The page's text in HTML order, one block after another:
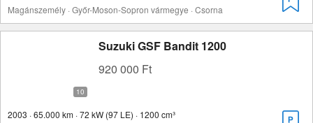
Magánszemély · Győr-Moson-Sopron vármegye · Csorna
Suzuki GSF Bandit 1200
920 000 Ft
2003 · 65.000 km · 72 kW (97 LE) · 1200 cm³